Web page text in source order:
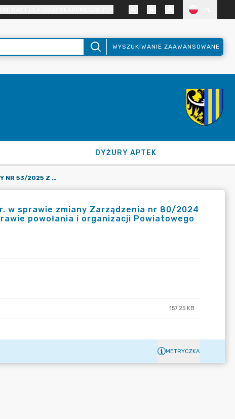
WYSZUKIWANIE ZAAWANSOWANE
DYŻURY APTEK
ZARZĄDZENIE STAROSTY NR 53/2025 Z DNIA 11 LIPCA 2025 R. W SPRAWIE ZMIANY ZARZĄDZENIA NR 80/2024 STAROSTY ZGORZELECKIEGO Z DNIA 2 GRUDNIA 2024 R. W SPRAWIE POWOŁANIA I ORGANIZACJI POWIATOWEGO ZESPOŁU ZARZĄDZANIA KRYZYSOWEGO.
w sprawie zmiany Zarządzenia nr 80/2024
powołania i organizacji Powiatowego
157.25 KB
METRYCZKA